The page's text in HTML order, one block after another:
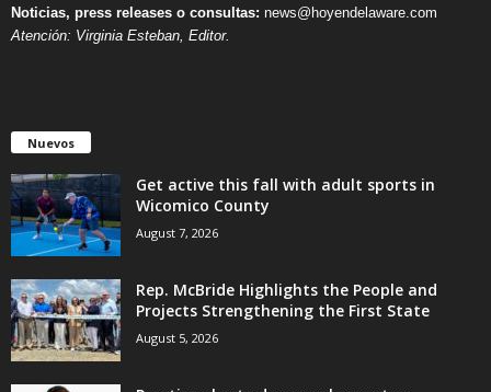
Noticias, press releases o consultas: news@hoyendelaware.com
Atención: Virginia Esteban, Editor.
Nuevos
Get active this fall with adult sports in
Wicomico County
August 7, 2026
Rep. McBride Highlights the People and
Projects Strengthening the First State
August 5, 2026